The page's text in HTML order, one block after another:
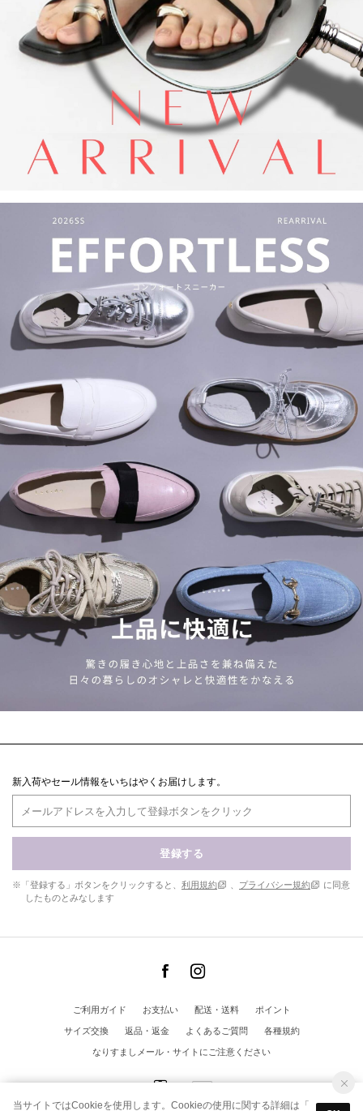
新入荷やセール情報をいちはやくお届けします。
登録する
※「登録する」ボタンをクリックすると、 利用規約 、 プライバシー規約
に同意
したものとみなします
ご利用ガイド お支払い 配送・送料 ポイント
サイズ交換 返品・返金 よくあるご質問 各種規約
なりすましメール・サイトにご注意ください
当サイトではCookieを使用します。Cookieの使用に関する詳細は「